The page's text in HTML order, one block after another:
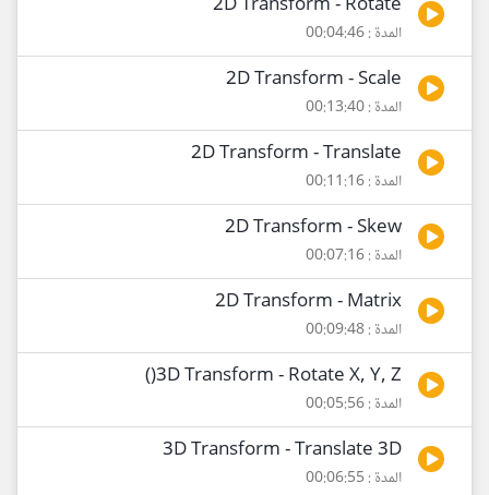
المدة : 00:04:46
2D Transform - Scale
المدة : 00:13:40
2D Transform - Translate
المدة : 00:11:16
2D Transform - Skew
المدة : 00:07:16
2D Transform - Matrix
المدة : 00:09:48
3D Transform - Rotate X, Y, Z()
المدة : 00:05:56
3D Transform - Translate 3D
المدة : 00:06:55